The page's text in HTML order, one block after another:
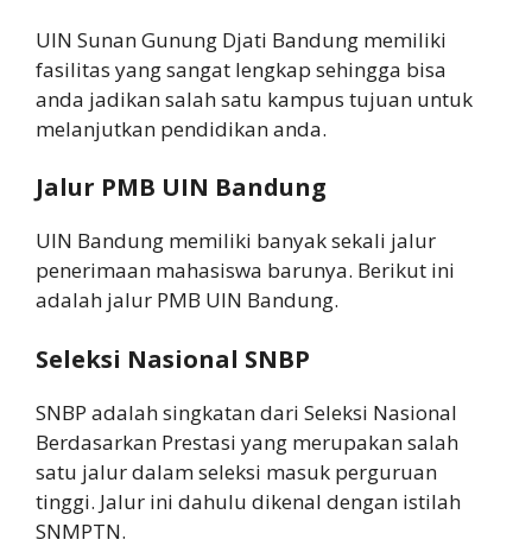
UIN Sunan Gunung Djati Bandung memiliki
fasilitas yang sangat lengkap sehingga bisa
anda jadikan salah satu kampus tujuan untuk
melanjutkan pendidikan anda.
Jalur PMB UIN Bandung
UIN Bandung memiliki banyak sekali jalur
penerimaan mahasiswa barunya. Berikut ini
adalah jalur PMB UIN Bandung.
Seleksi Nasional SNBP
SNBP adalah singkatan dari Seleksi Nasional
Berdasarkan Prestasi yang merupakan salah
satu jalur dalam seleksi masuk perguruan
tinggi. Jalur ini dahulu dikenal dengan istilah
SNMPTN.